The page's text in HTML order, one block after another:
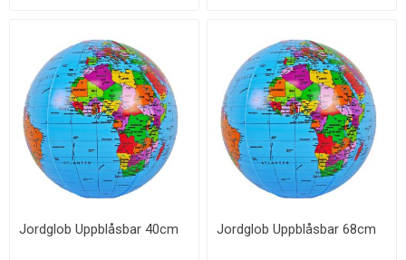
Jordglob Uppblåsbar 40cm Jordglob Uppblåsbar 68cm